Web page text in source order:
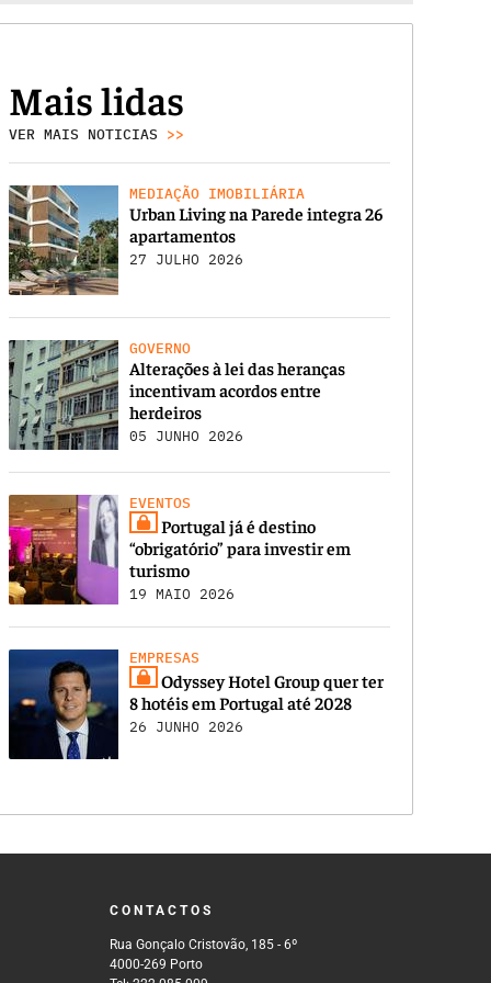
Mais lidas
VER MAIS NOTICIAS >>
MEDIAÇÃO IMOBILIÁRIA
Urban Living na Parede integra 26
apartamentos
27 JULHO 2026
GOVERNO
Alterações à lei das heranças
incentivam acordos entre
herdeiros
05 JUNHO 2026
EVENTOS
Portugal já é destino
“obrigatório” para investir em
turismo
19 MAIO 2026
EMPRESAS
Odyssey Hotel Group quer ter
8 hotéis em Portugal até 2028
26 JUNHO 2026
CONTACTOS
Rua Gonçalo Cristovão, 185 - 6º
4000-269 Porto